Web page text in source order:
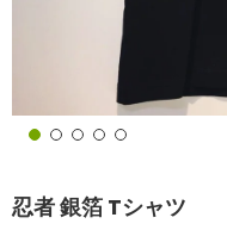
忍者 銀箔 Tシャツ